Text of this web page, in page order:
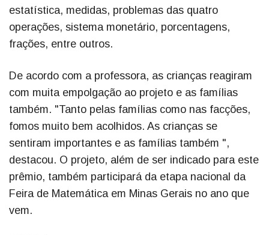
estatística, medidas, problemas das quatro
operações, sistema monetário, porcentagens,
frações, entre outros.
De acordo com a professora, as crianças reagiram
com muita empolgação ao projeto e as famílias
também. "Tanto pelas famílias como nas facções,
fomos muito bem acolhidos. As crianças se
sentiram importantes e as famílias também ",
destacou. O projeto, além de ser indicado para este
prêmio, também participará da etapa nacional da
Feira de Matemática em Minas Gerais no ano que
vem.